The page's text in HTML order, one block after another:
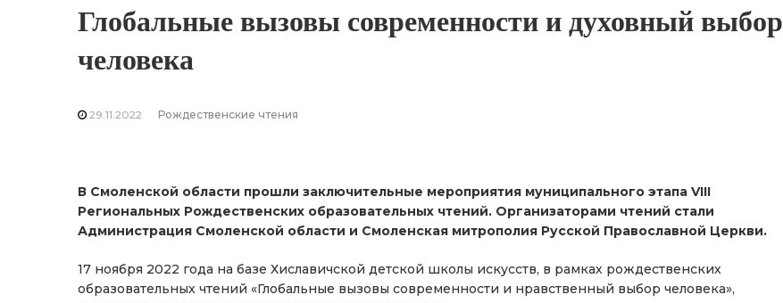
Глобальные вызовы современности и духовный выбор
человека
29.11.2022 Рождественские чтения
В Смоленской области прошли заключительные мероприятия муниципального этапа VIII
Региональных Рождественских образовательных чтений. Организаторами чтений стали
Администрация Смоленской области и Смоленская митрополия Русской Православной Церкви.
17 ноября 2022 года на базе Хиславичской детской школы искусств, в рамках рождественских
образовательных чтений «Глобальные вызовы современности и нравственный выбор человека»,